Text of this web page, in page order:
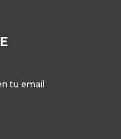
tu email